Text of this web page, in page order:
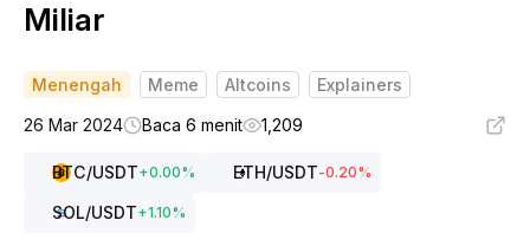
Miliar
Menengah Meme Altcoins
Explainers
26 Mar 2024
Baca 6 menit 1,209
BTC/USDT+0.00% ETH/USDT-0.20%
SOL/USDT+1.10%